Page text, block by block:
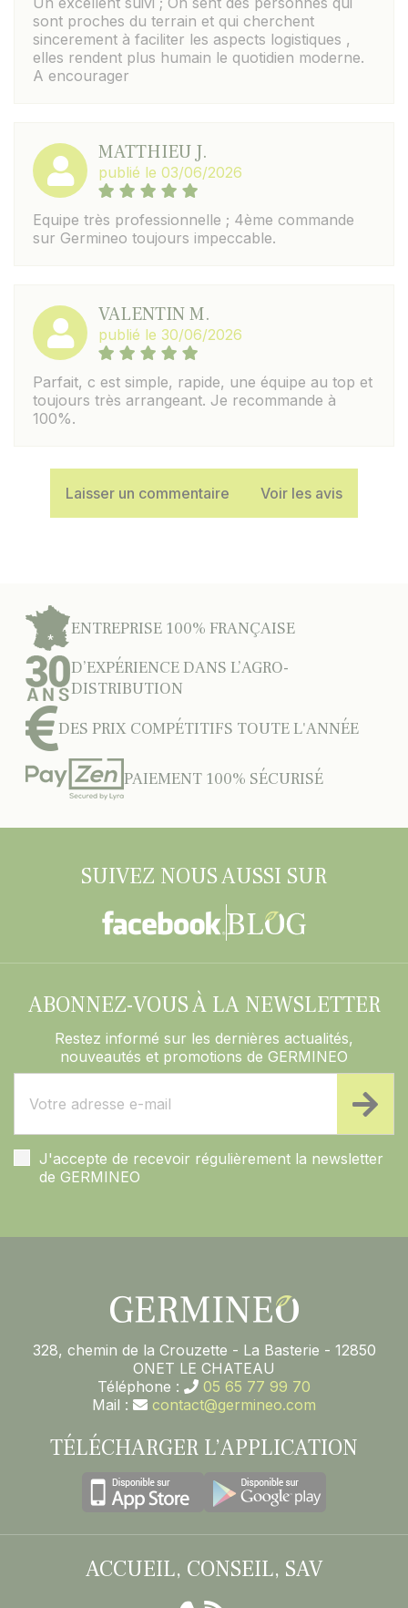
sont proches du terrain et qui cherchent
sincerement à faciliter les aspects logistiques ,
elles rendent plus humain le quotidien moderne.
A encourager
MATTHIEU J.
publié le 03/06/2026
Equipe très professionnelle ; 4ème commande
sur Germineo toujours impeccable.
VALENTIN M.
publié le 30/06/2026
Parfait, c est simple, rapide, une équipe au top et
toujours très arrangeant. Je recommande à
100%.
Laisser un commentaire Voir les avis
ENTREPRISE 100% FRANÇAISE
D’EXPÉRIENCE DANS L’AGRO-
DISTRIBUTION
DES PRIX COMPÉTITIFS TOUTE L'ANNÉE
PAIEMENT 100% SÉCURISÉ
SUIVEZ NOUS AUSSI SUR
ABONNEZ-VOUS À LA NEWSLETTER
Restez informé sur les dernières actualités,
nouveautés et promotions de GERMINEO
J'accepte de recevoir régulièrement la newsletter
de GERMINEO
328, chemin de la Crouzette - La Basterie - 12850
ONET LE CHATEAU
Téléphone :
05 65 77 99 70
Mail :
contact@germineo.com
TÉLÉCHARGER L’APPLICATION
ACCUEIL, CONSEIL, SAV